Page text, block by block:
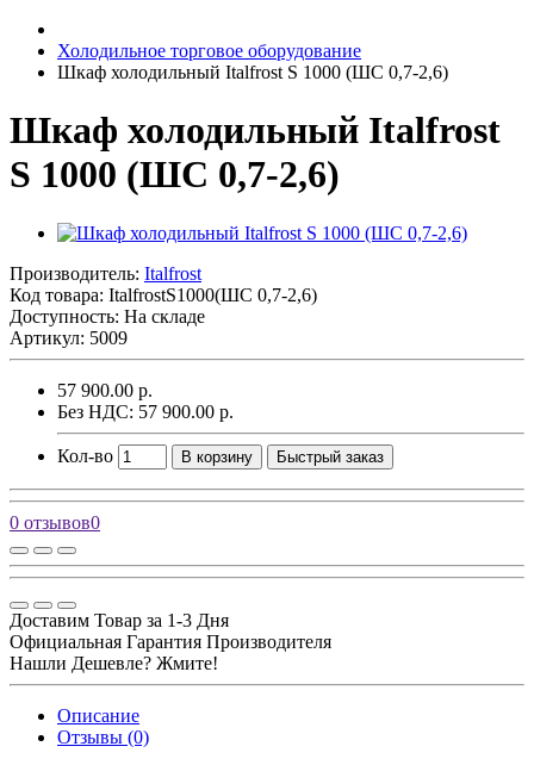
Холодильное торговое оборудование
Шкаф холодильный Italfrost S 1000 (ШС 0,7-2,6)
Шкаф холодильный Italfrost
S 1000 (ШС 0,7-2,6)
Производитель: Italfrost
Код товара: ItalfrostS1000(ШС 0,7-2,6)
Доступность: На складе
Артикул: 5009
57 900.00 р.
Без НДС: 57 900.00 р.
Кол-во В корзину Быстрый заказ
0 отзывов0
Доставим Товар за 1-3 Дня
Официальная Гарантия Производителя
Нашли Дешевле? Жмите!
Описание
Отзывы (0)